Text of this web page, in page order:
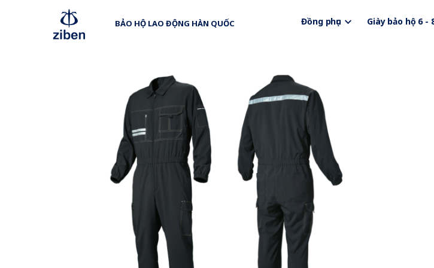
BẢO HỘ LAO ĐỘNG HÀN QUỐC Đồng phục Giày bảo hộ 6 -